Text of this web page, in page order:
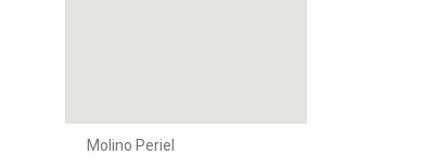
Molino Periel